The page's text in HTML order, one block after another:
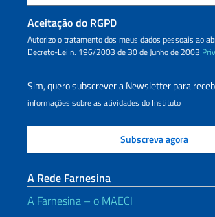
Aceitação do RGPD
Autorizo o tratamento dos meus dados pessoais ao
Decreto-Lei n. 196/2003 de 30 de Junho de 2003
Sim, quero subscrever a Newsletter para
informações sobre as atividades do Instituto
A Rede Farnesina
A Farnesina – o MAECI